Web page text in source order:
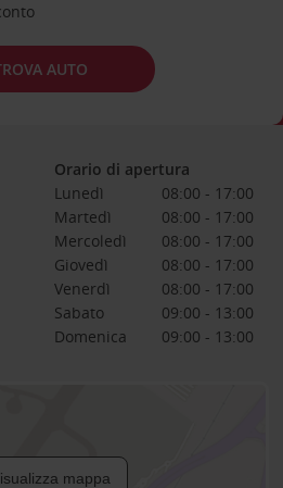
AUTO
Orario di apertura
Lunedì
08:00 - 17:00
Martedì
08:00 - 17:00
Mercoledì
08:00 - 17:00
Giovedì
08:00 - 17:00
Venerdì
08:00 - 17:00
Sabato
09:00 - 13:00
Domenica
09:00 - 13:00
mappa